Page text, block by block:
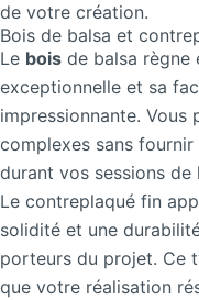
de votre création.
Bois de balsa et
Le bois de balsa règne
exceptionnelle et sa
impressionnante.
complexes sans
durant vos sessions de
Le contreplaqué fin
solidité et une
porteurs du projet. Ce
que votre réalisation